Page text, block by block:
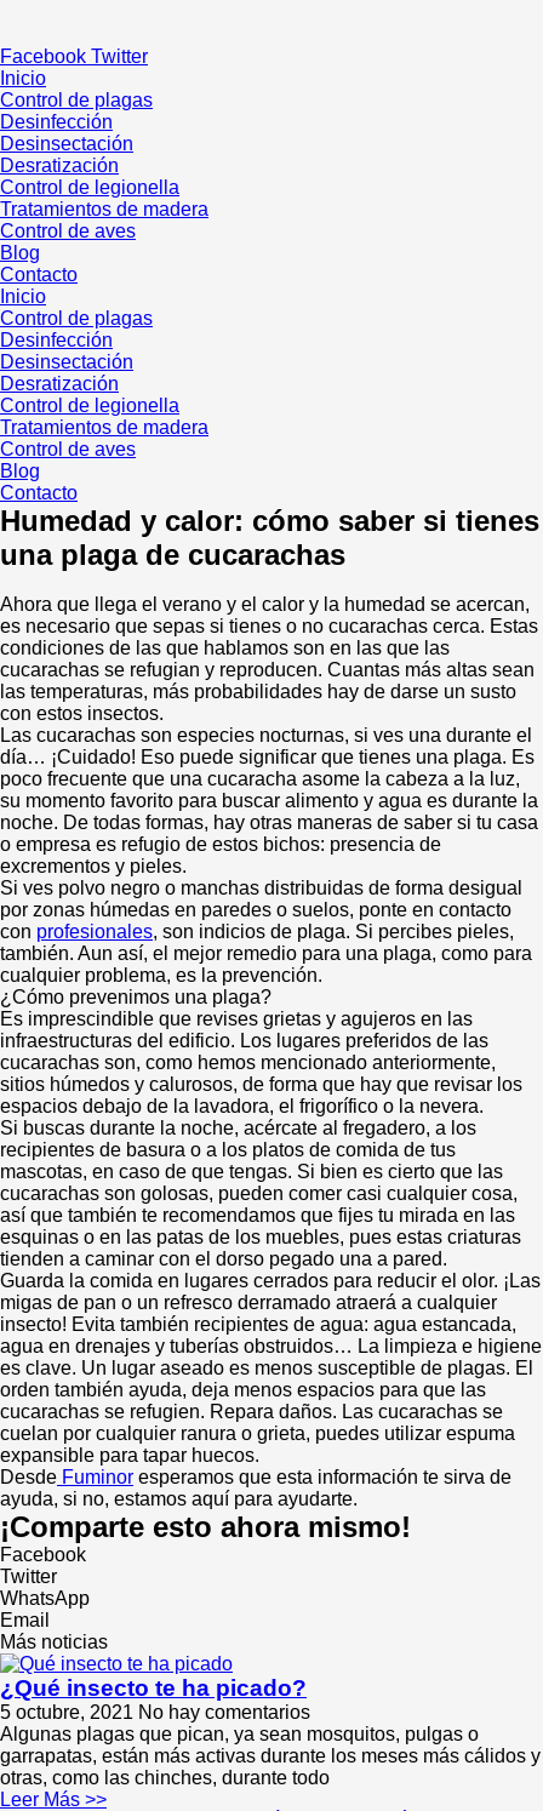
al
contenido
Facebook Twitter
Inicio
Control de plagas
Desinfección
Desinsectación
Desratización
Control de legionella
Tratamientos de madera
Control de aves
Blog
Contacto
Inicio
Control de plagas
Desinfección
Desinsectación
Desratización
Control de legionella
Tratamientos de madera
Control de aves
Blog
Contacto
Humedad y calor: cómo saber si tienes
una plaga de cucarachas
Ahora que llega el verano y el calor y la humedad se acercan,
es necesario que sepas si tienes o no cucarachas cerca. Estas
condiciones de las que hablamos son en las que las
cucarachas se refugian y reproducen. Cuantas más altas sean
las temperaturas, más probabilidades hay de darse un susto
con estos insectos.
Las cucarachas son especies nocturnas, si ves una durante el
día… ¡Cuidado! Eso puede significar que tienes una plaga. Es
poco frecuente que una cucaracha asome la cabeza a la luz,
su momento favorito para buscar alimento y agua es durante la
noche. De todas formas, hay otras maneras de saber si tu casa
o empresa es refugio de estos bichos: presencia de
excrementos y pieles.
Si ves polvo negro o manchas distribuidas de forma desigual
por zonas húmedas en paredes o suelos, ponte en contacto
con profesionales, son indicios de plaga. Si percibes pieles,
también. Aun así, el mejor remedio para una plaga, como para
cualquier problema, es la prevención.
¿Cómo prevenimos una plaga?
Es imprescindible que revises grietas y agujeros en las
infraestructuras del edificio. Los lugares preferidos de las
cucarachas son, como hemos mencionado anteriormente,
sitios húmedos y calurosos, de forma que hay que revisar los
espacios debajo de la lavadora, el frigorífico o la nevera.
Si buscas durante la noche, acércate al fregadero, a los
recipientes de basura o a los platos de comida de tus
mascotas, en caso de que tengas. Si bien es cierto que las
cucarachas son golosas, pueden comer casi cualquier cosa,
así que también te recomendamos que fijes tu mirada en las
esquinas o en las patas de los muebles, pues estas criaturas
tienden a caminar con el dorso pegado una a pared.
Guarda la comida en lugares cerrados para reducir el olor. ¡Las
migas de pan o un refresco derramado atraerá a cualquier
insecto! Evita también recipientes de agua: agua estancada,
agua en drenajes y tuberías obstruidos… La limpieza e higiene
es clave. Un lugar aseado es menos susceptible de plagas. El
orden también ayuda, deja menos espacios para que las
cucarachas se refugien. Repara daños. Las cucarachas se
cuelan por cualquier ranura o grieta, puedes utilizar espuma
expansible para tapar huecos.
Desde Fuminor esperamos que esta información te sirva de
ayuda, si no, estamos aquí para ayudarte.
¡Comparte esto ahora mismo!
Facebook
Twitter
WhatsApp
Email
Más noticias
¿Qué insecto te ha picado?
5 octubre, 2021 No hay comentarios
Algunas plagas que pican, ya sean mosquitos, pulgas o
garrapatas, están más activas durante los meses más cálidos y
otras, como las chinches, durante todo
Leer Más >>